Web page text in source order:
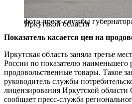
фото пресс-службы
Иркутской области
Показатель касается цен на
Иркутская область заняла третье
России по показателю наименьшего
продовольственные товары. Такое
руководитель службы
лицензирования Иркутской
сообщает пресс-служба